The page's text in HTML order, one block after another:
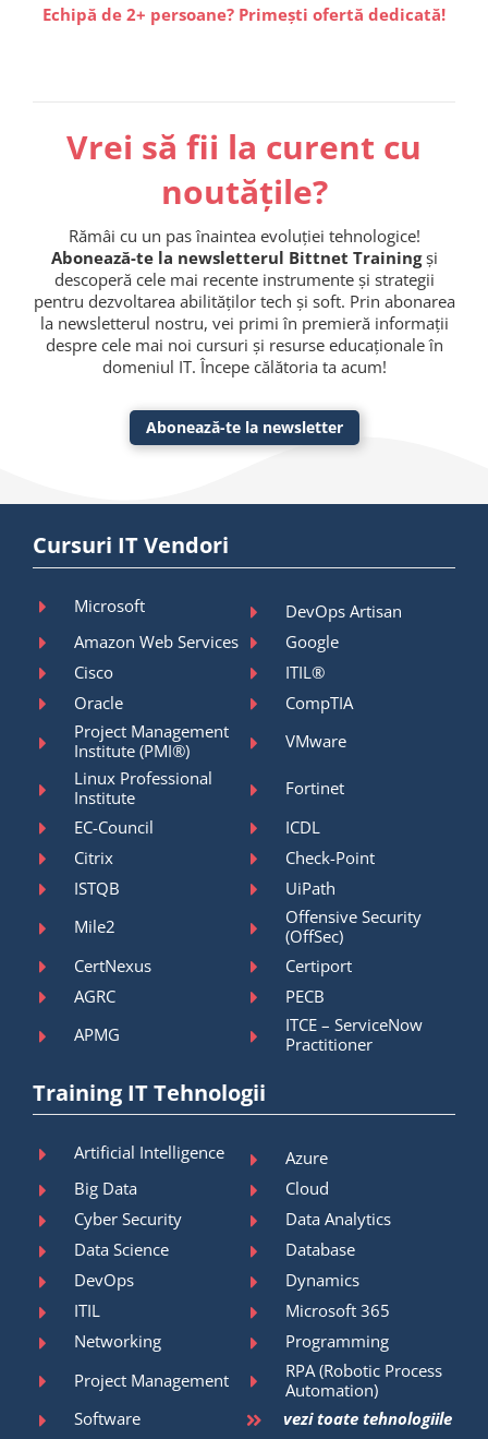
Echipă de 2+ persoane? Primești ofertă dedicată!
Vrei să fii la curent cu
noutățile?
Rămâi cu un pas înaintea evoluției tehnologice!
Abonează-te la newsletterul Bittnet Trainingși
descoperă cele mai recente instrumente și strategii
pentru dezvoltarea abilităților tech și soft. Prin abonarea
la newsletterul nostru, vei primi în premieră informații
despre cele mai noi cursuri și resurse educaționale în
domeniul IT. Începe călătoria ta acum!
Abonează-te la newsletter
Cursuri IT Vendori
Microsoft
DevOps Artisan
Amazon Web Services
Google
Cisco
ITIL®
Oracle
CompTIA
Project Management
Institute (PMI®)
VMware
Linux Professional
Institute
Fortinet
EC-Council
ICDL
Citrix
Check-Point
ISTQB
UiPath
Mile2
Offensive Security
(OffSec)
CertNexus
Certiport
AGRC
PECB
APMG
ITCE – ServiceNow
Practitioner
Training IT Tehnologii
Artificial Intelligence
Azure
Big Data
Cloud
Cyber Security
Data Analytics
Data Science
Database
DevOps
Dynamics
ITIL
Microsoft 365
Networking
Programming
Project Management
RPA (Robotic Process
Automation)
Software
vezi toate tehnologiile